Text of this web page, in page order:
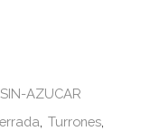
AZUCAR
Turrones